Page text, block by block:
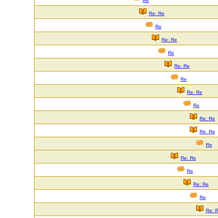
Re: Re
Re
Re: Re
Re
Re: Re
Re
Re: Re
Re
Re: Re
Re: Re
Re
Re: Re
Re
Re: Re
Re
Re: